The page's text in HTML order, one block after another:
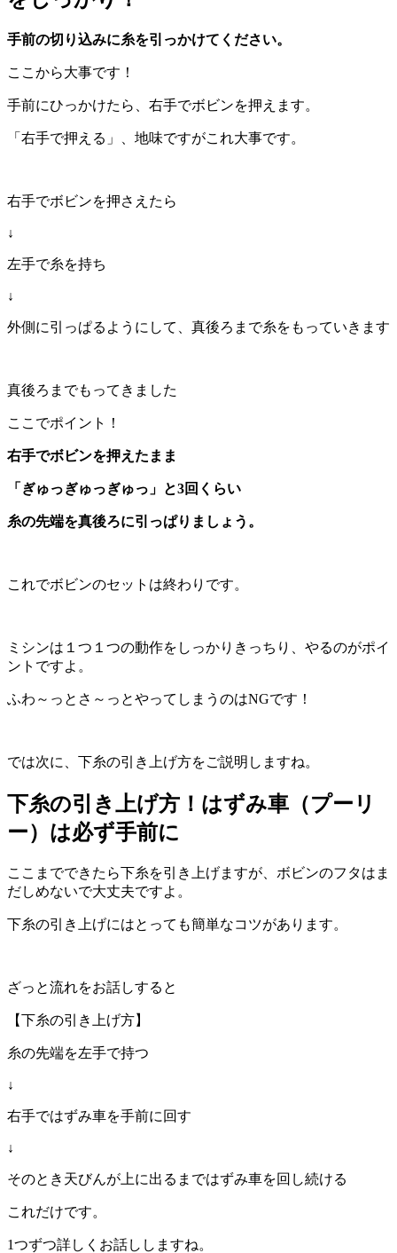
手前の切り込みに糸を引っかけてください。
ここから大事です！
手前にひっかけたら、右手でボビンを押えます。
「右手で押える」、地味ですがこれ大事です。
右手でボビンを押さえたら
↓
左手で糸を持ち
↓
外側に引っぱるようにして、真後ろまで糸をもっていきます
真後ろまでもってきました
ここでポイント！
右手でボビンを押えたまま
「ぎゅっぎゅっぎゅっ」と3回くらい
糸の先端を真後ろに引っぱりましょう。
これでボビンのセットは終わりです。
ミシンは１つ１つの動作をしっかりきっちり、やるのがポイ
ントですよ。
ふわ～っとさ～っとやってしまうのはNGです！
では次に、下糸の引き上げ方をご説明しますね。
下糸の引き上げ方！はずみ車（プーリ
ー）は必ず手前に
ここまでできたら下糸を引き上げますが、ボビンのフタはま
だしめないで大丈夫ですよ。
下糸の引き上げにはとっても簡単なコツがあります。
ざっと流れをお話しすると
【下糸の引き上げ方】
糸の先端を左手で持つ
↓
右手ではずみ車を手前に回す
↓
そのとき天びんが上に出るまではずみ車を回し続ける
これだけです。
1つずつ詳しくお話ししますね。